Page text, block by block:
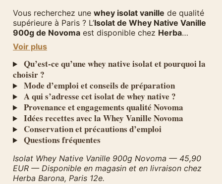
Vous recherchez une whey isolat vanille de qualité
supérieure à Paris ? L’Isolat de Whey Native Vanille
900g de Novoma est disponible chez Herba
Barona, votre magasin de compléments
alimentaires et de nutrition sportive situé dans le
12e arrondissement de Paris. Ce produit haut de
gamme répond aux exigences des sportifs, des
pratiquants de musculation et de toutes les
personnes soucieuses de leur apport en protéines.
Voir plus
Qu’est-ce qu’une whey native isolat et pourquoi la
choisir ?
Mode d’emploi et conseils de préparation
A qui s’adresse cet isolat de whey native ?
Provenance et engagements qualité Novoma
Idées recettes avec la Whey Vanille Novoma
Conservation et précautions d’emploi
Questions fréquentes
Isolat Whey Native Vanille 900g Novoma — 45,90
EUR — Disponible en magasin et en livraison chez
Herba Barona, Paris 12e.